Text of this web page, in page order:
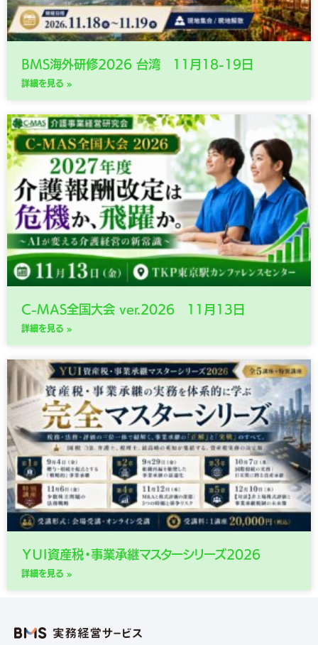
BMS海外研修2026 台湾 11月18-19日
詳細を見る »
C-MAS全国大会 ver.2026 11月13日
詳細を見る »
ＹＵＩ資産税・事業承継マスターシリーズ2026
詳細を見る »